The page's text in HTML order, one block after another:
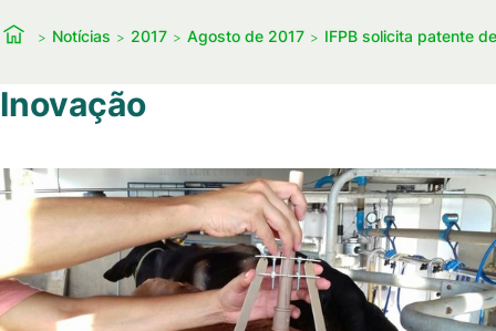
Notícias 2017 Agosto de 2017 IFPB solicita patente
Inovação